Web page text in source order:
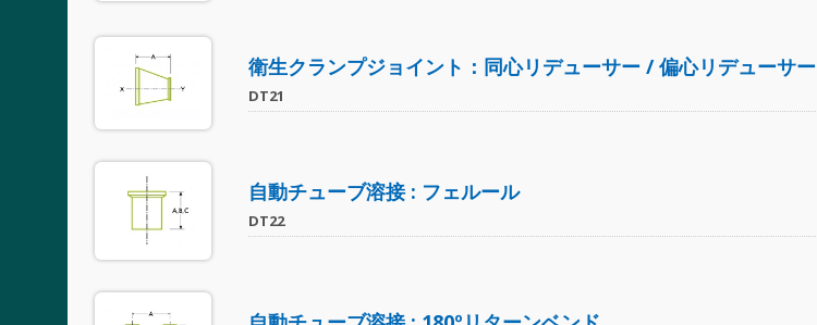
衛生クランプジョイント：同心リデューサー / 偏心リデューサー
DT21
自動チューブ溶接 : フェルール
DT22